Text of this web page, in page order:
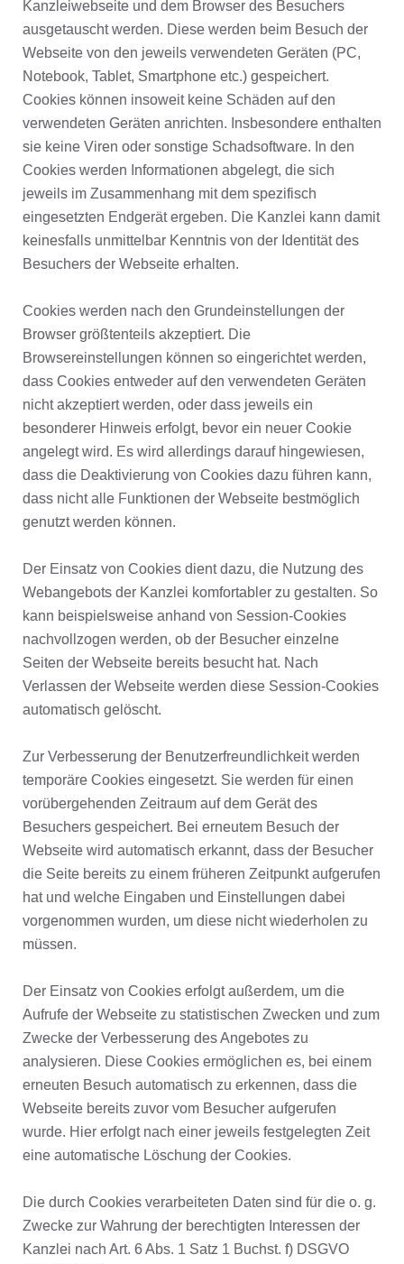
Kanzleiwebseite und dem Browser des Besuchers
ausgetauscht werden. Diese werden beim Besuch der
Webseite von den jeweils verwendeten Geräten (PC,
Notebook, Tablet, Smartphone etc.) gespeichert.
Cookies können insoweit keine Schäden auf den
verwendeten Geräten anrichten. Insbesondere enthalten
sie keine Viren oder sonstige Schadsoftware. In den
Cookies werden Informationen abgelegt, die sich
jeweils im Zusammenhang mit dem spezifisch
eingesetzten Endgerät ergeben. Die Kanzlei kann damit
keinesfalls unmittelbar Kenntnis von der Identität des
Besuchers der Webseite erhalten.
Cookies werden nach den Grundeinstellungen der
Browser größtenteils akzeptiert. Die
Browsereinstellungen können so eingerichtet werden,
dass Cookies entweder auf den verwendeten Geräten
nicht akzeptiert werden, oder dass jeweils ein
besonderer Hinweis erfolgt, bevor ein neuer Cookie
angelegt wird. Es wird allerdings darauf hingewiesen,
dass die Deaktivierung von Cookies dazu führen kann,
dass nicht alle Funktionen der Webseite bestmöglich
genutzt werden können.
Der Einsatz von Cookies dient dazu, die Nutzung des
Webangebots der Kanzlei komfortabler zu gestalten. So
kann beispielsweise anhand von Session-Cookies
nachvollzogen werden, ob der Besucher einzelne
Seiten der Webseite bereits besucht hat. Nach
Verlassen der Webseite werden diese Session-Cookies
automatisch gelöscht.
Zur Verbesserung der Benutzerfreundlichkeit werden
temporäre Cookies eingesetzt. Sie werden für einen
vorübergehenden Zeitraum auf dem Gerät des
Besuchers gespeichert. Bei erneutem Besuch der
Webseite wird automatisch erkannt, dass der Besucher
die Seite bereits zu einem früheren Zeitpunkt aufgerufen
hat und welche Eingaben und Einstellungen dabei
vorgenommen wurden, um diese nicht wiederholen zu
müssen.
Der Einsatz von Cookies erfolgt außerdem, um die
Aufrufe der Webseite zu statistischen Zwecken und zum
Zwecke der Verbesserung des Angebotes zu
analysieren. Diese Cookies ermöglichen es, bei einem
erneuten Besuch automatisch zu erkennen, dass die
Webseite bereits zuvor vom Besucher aufgerufen
wurde. Hier erfolgt nach einer jeweils festgelegten Zeit
eine automatische Löschung der Cookies.
Die durch Cookies verarbeiteten Daten sind für die o. g.
Zwecke zur Wahrung der berechtigten Interessen der
Kanzlei nach Art. 6 Abs. 1 Satz 1 Buchst. f) DSGVO